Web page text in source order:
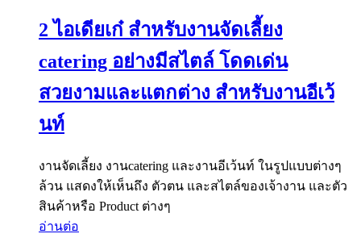
2 ไอเดียเก๋ สำหรับงานจัดเลี้ยง
catering อย่างมีสไตล์ โดดเด่น
สวยงามและแตกต่าง สำหรับงานอีเว้
นท์
งานจัดเลี้ยง งานcatering และงานอีเว้นท์ ในรูปแบบต่างๆ
ล้วน แสดงให้เห็นถึง ตัวตน และสไตล์ของเจ้างาน และตัว
สินค้าหรือ Product ต่างๆ
อ่านต่อ